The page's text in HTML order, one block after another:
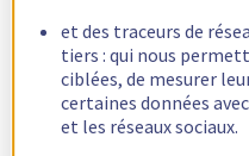
et des traceurs de
tiers : qui nous
ciblées, de mesurer
certaines données
et les réseaux sociaux.